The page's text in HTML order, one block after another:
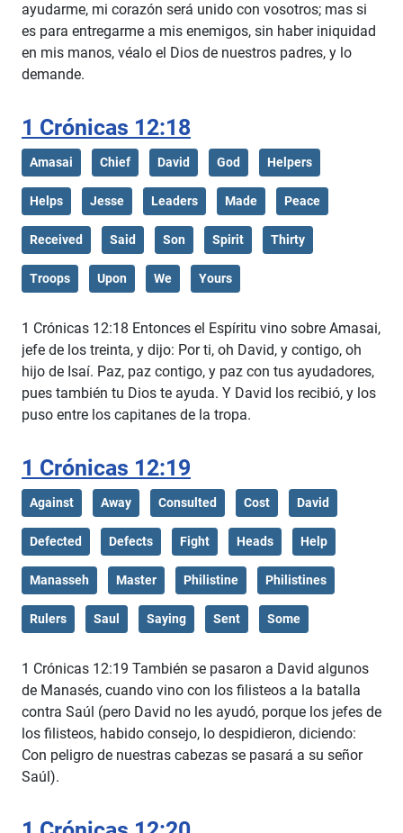
ayudarme, mi corazón será unido con vosotros; mas si
es para entregarme a mis enemigos, sin haber iniquidad
en mis manos, véalo el Dios de nuestros padres, y lo
demande.
1 Crónicas 12:18
Amasai Chief David God Helpers
Helps Jesse Leaders Made Peace
Received Said Son Spirit Thirty
Troops Upon We Yours
1 Crónicas 12:18 Entonces el Espíritu vino sobre Amasai,
jefe de los treinta, y dijo: Por ti, oh David, y contigo, oh
hijo de Isaí. Paz, paz contigo, y paz con tus ayudadores,
pues también tu Dios te ayuda. Y David los recibió, y los
puso entre los capitanes de la tropa.
1 Crónicas 12:19
Against Away Consulted Cost David
Defected Defects Fight Heads Help
Manasseh Master Philistine Philistines
Rulers Saul Saying Sent Some
1 Crónicas 12:19 También se pasaron a David algunos
de Manasés, cuando vino con los filisteos a la batalla
contra Saúl (pero David no les ayudó, porque los jefes de
los filisteos, habido consejo, lo despidieron, diciendo:
Con peligro de nuestras cabezas se pasará a su señor
Saúl).